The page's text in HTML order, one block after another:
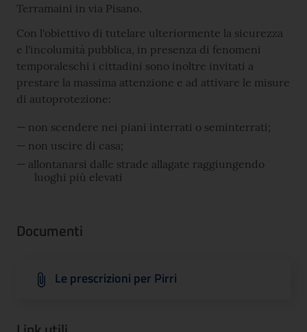
Terramaini in via Pisano.
Con l'obiettivo di tutelare ulteriormente la sicurezza
e l'incolumità pubblica, in presenza di fenomeni
temporaleschi i cittadini sono inoltre invitati a
prestare la massima attenzione e ad attivare le misure
di autoprotezione:
non scendere nei piani interrati o seminterrati;
non uscire di casa;
allontanarsi dalle strade allagate raggiungendo
luoghi più elevati
Documenti
Le prescrizioni per Pirri